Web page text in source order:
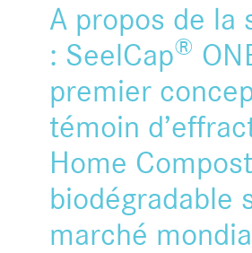
A propos de la
: SeelCap®
premier
témoin
Home Compost
biodégradable
marché